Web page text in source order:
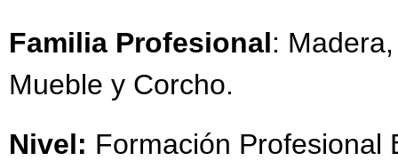
Familia Profesional: Madera,
Mueble y Corcho.
Nivel: Formación Profesional